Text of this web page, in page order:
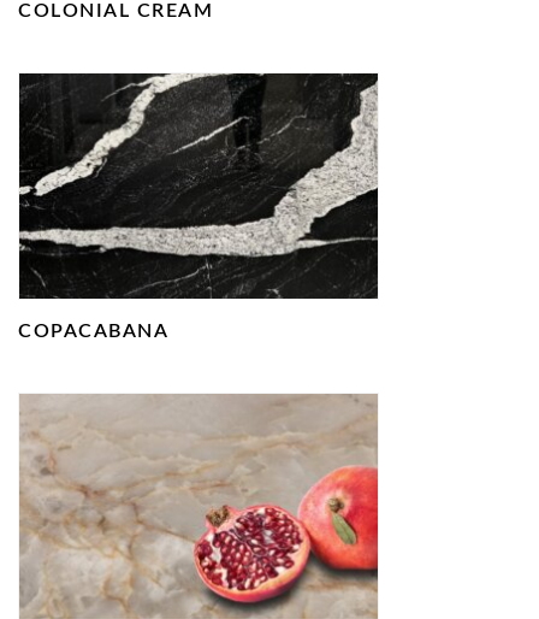
COLONIAL CREAM
COPACABANA